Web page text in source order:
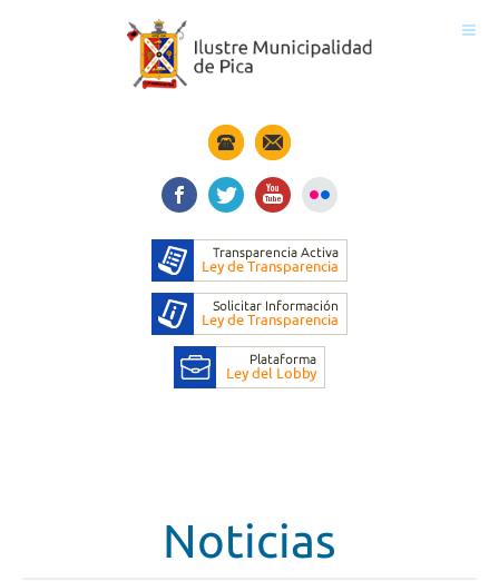
Inicio Municipio Noticias
Noticias